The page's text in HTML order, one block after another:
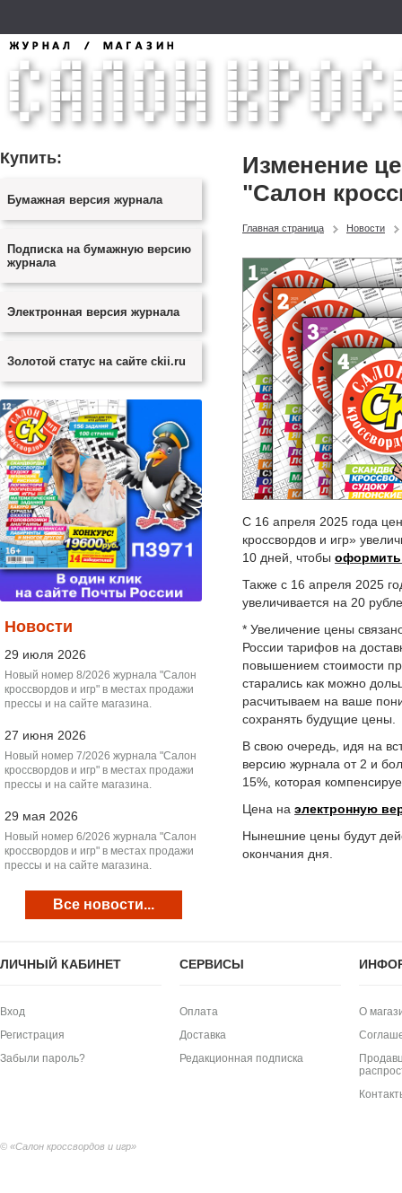
Купить:
Бумажная версия журнала
Подписка на бумажную версию
журнала
Электронная версия журнала
Золотой статус на сайте ckii.ru
Новости
29 июля 2026
Новый номер 8/2026 журнала "Салон
кроссвордов и игр" в местах продажи
прессы и на сайте магазина.
27 июня 2026
Новый номер 7/2026 журнала "Салон
кроссвордов и игр" в местах продажи
прессы и на сайте магазина.
29 мая 2026
Новый номер 6/2026 журнала "Салон
кроссвордов и игр" в местах продажи
прессы и на сайте магазина.
Все новости...
Изменение
"Салон
Главная страница Новости
С 16 апреля 2025 года
кроссвордов и игр»
10 дней, чтобы оформить
Также с 16 апреля 2025
увеличивается на 20
* Увеличение цены
России тарифов на
повышением стоимости
старались как можно
расчитываем на ваше
сохранять будущие цены.
В свою очередь, идя на
версию журнала от 2 и
15%, которая
Цена на электронную
Нынешние цены будут
окончания дня.
ЛИЧНЫЙ КАБИНЕТ
Вход
Регистрация
Забыли пароль?
СЕРВИСЫ
Оплата
Доставка
Редакционная подписка
О
© «Салон кроссвордов и игр»